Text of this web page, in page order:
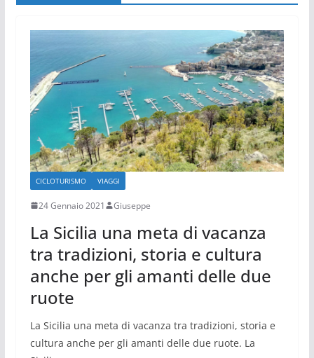
CICLOTURISMO VIAGGI
24 Gennaio 2021 Giuseppe
La Sicilia una meta di vacanza
tra tradizioni, storia e cultura
anche per gli amanti delle due
ruote
La Sicilia una meta di vacanza tra tradizioni, storia e
cultura anche per gli amanti delle due ruote. La